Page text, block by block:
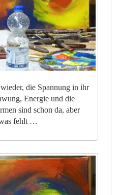
die Spannung in ihr
Energie und die
sind schon da, aber
fehlt …